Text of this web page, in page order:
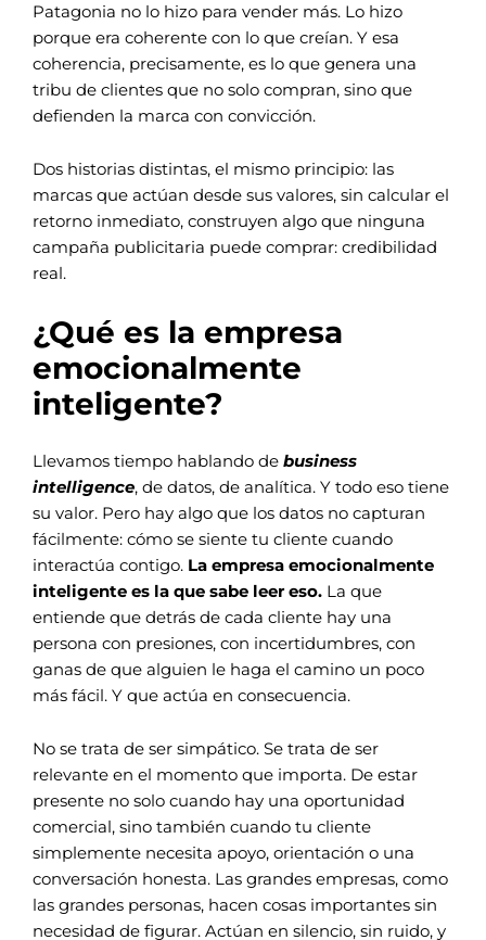
Patagonia no lo hizo para vender más. Lo hizo
porque era coherente con lo que creían. Y esa
coherencia, precisamente, es lo que genera una
tribu de clientes que no solo compran, sino que
defienden la marca con convicción.
Dos historias distintas, el mismo principio: las
marcas que actúan desde sus valores, sin calcular el
retorno inmediato, construyen algo que ninguna
campaña publicitaria puede comprar: credibilidad
real.
¿Qué es la empresa
emocionalmente
inteligente?
Llevamos tiempo hablando de business
intelligence, de datos, de analítica. Y todo eso tiene
su valor. Pero hay algo que los datos no capturan
fácilmente: cómo se siente tu cliente cuando
interactúa contigo. La empresa emocionalmente
inteligente es la que sabe leer eso. La que
entiende que detrás de cada cliente hay una
persona con presiones, con incertidumbres, con
ganas de que alguien le haga el camino un poco
más fácil. Y que actúa en consecuencia.
No se trata de ser simpático. Se trata de ser
relevante en el momento que importa. De estar
presente no solo cuando hay una oportunidad
comercial, sino también cuando tu cliente
simplemente necesita apoyo, orientación o una
conversación honesta. Las grandes empresas, como
las grandes personas, hacen cosas importantes sin
necesidad de figurar. Actúan en silencio, sin ruido, y